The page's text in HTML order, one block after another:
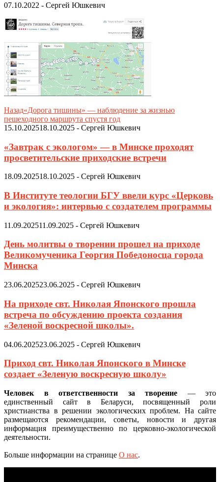
07.10.2022 - Сергей Юшкевич
Назад«Дорога тишины» — наблюдение за жизнью
пешеходного маршрута спустя год
15.10.202518.10.2025 - Сергей Юшкевич
«Завтрак с экологом» — в Минске проходят
просветительские приходские встречи
18.09.202518.10.2025 - Сергей Юшкевич
В Институте теологии БГУ ввели курс «Церковь
и экология»: интервью с создателем программы
11.09.202511.09.2025 - Сергей Юшкевич
День молитвы о творении прошел на приходе
Великомученика Георгия Победоносца города
Минска
23.06.202523.06.2025 - Сергей Юшкевич
На приходе свт. Николая Японского прошла
встреча по обсуждению проекта создания
«Зеленой воскресной школы».
04.06.202523.06.2025 - Сергей Юшкевич
Приход свт. Николая Японского в Минске
создает «Зеленую воскресную школу»
Человек в ответственности за творение — это
единственный сайт в Беларуси, посвященный роли
христианства в решении экологических проблем. На сайте
размещаются рекомендации, советы, новости и другая
информация преимущественно по церковно-экологической
деятельности.
Больше информации на странице О нас.